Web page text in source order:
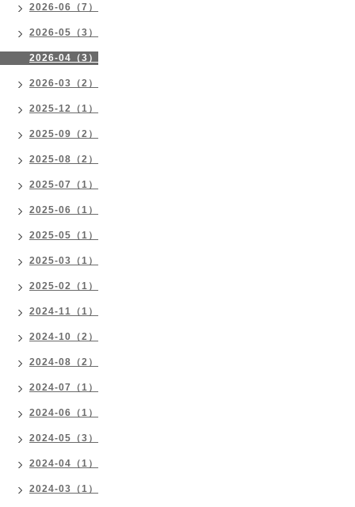
2026-06（7）
2026-05（3）
2026-04（3）
2026-03（2）
2025-12（1）
2025-09（2）
2025-08（2）
2025-07（1）
2025-06（1）
2025-05（1）
2025-03（1）
2025-02（1）
2024-11（1）
2024-10（2）
2024-08（2）
2024-07（1）
2024-06（1）
2024-05（3）
2024-04（1）
2024-03（1）